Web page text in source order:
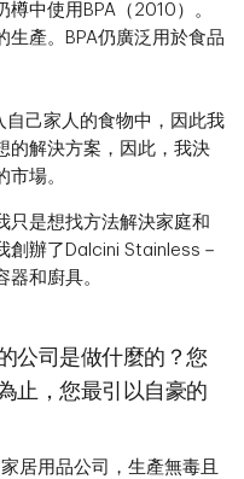
中使用BPA（2010）。
生產。BPA仍廣泛用於食品
自己家人的食物中，因此我
的解決方案，因此，我決
場。
只是想找方法解決家庭和
創辦了Dalcini Stainless－
和廚具。
公司是做什麼的？您
止，您最引以自豪的
居用品公司，生產無毒且